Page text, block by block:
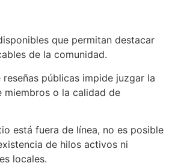
que permitan destacar
de la comunidad.
reseñas públicas impide juzgar la
miembros o la calidad de
está fuera de línea, no es posible
de hilos activos ni
locales.